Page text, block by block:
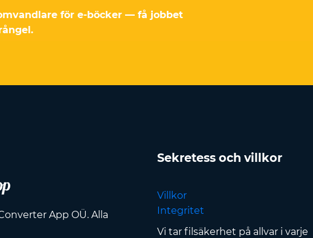
för e-böcker — få jobbet
App OÜ. Alla
Sekretess och villkor
Villkor
Integritet
Vi tar filsäkerhet på allvar i varje